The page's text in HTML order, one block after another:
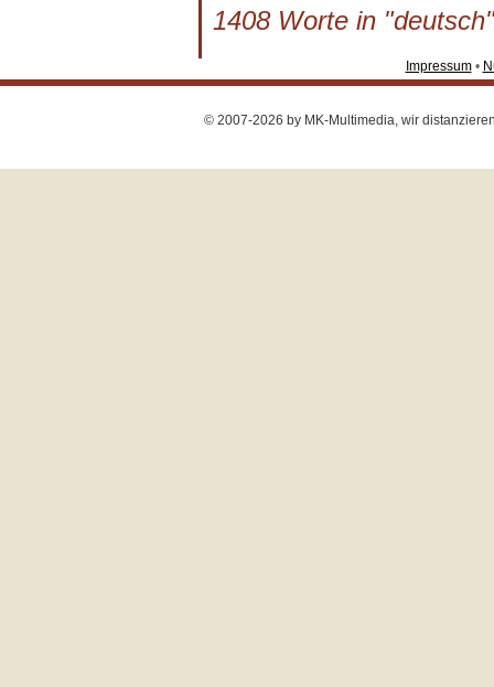
1408 Worte in
Impressum•
© 2007-2026 by MK-Multimedia, wir